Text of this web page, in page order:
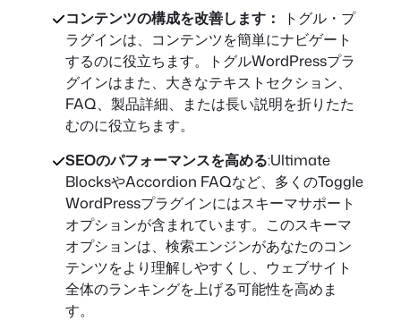
コンテンツの構成を改善します：
トグル・プ
ラグインは、コンテンツを簡単にナビゲート
するのに役立ちます。トグルWordPressプラ
グインはまた、大きなテキストセクション、
FAQ、製品詳細、または長い説明を折りたた
むのに役立ちます。
SEOのパフォーマンスを高める:Ultimate
BlocksやAccordion FAQなど、多くのToggle
WordPressプラグインにはスキーマサポート
オプションが含まれています。このスキーマ
オプションは、検索エンジンがあなたのコン
テンツをより理解しやすくし、ウェブサイト
全体のランキングを上げる可能性を高めま
す。